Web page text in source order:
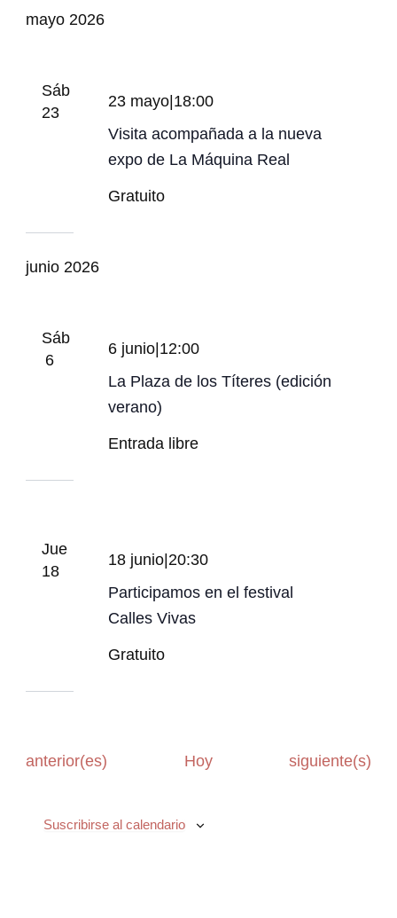
mayo 2026
Sáb
23
Visita acompañada a la nueva
expo de La Máquina Real
23 mayo|18:00
Gratuito
junio 2026
Sáb
6
La Plaza de los Títeres (edición
verano)
6 junio|12:00
Entrada libre
Jue
18
Participamos en el festival
Calles Vivas
18 junio|20:30
Gratuito
Eventos
anterior(es) Hoy Eventos
siguiente(s)
Suscribirse al calendario